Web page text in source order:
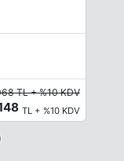
TL + %10 KDV
TL + %10 KDV